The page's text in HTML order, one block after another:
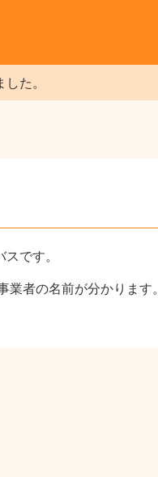
た。
です。
者の名前が分かります。